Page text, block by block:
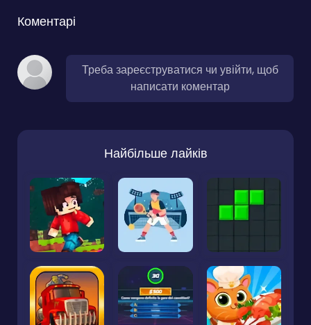
Коментарі
Треба зареєструватися чи увійти, щоб
написати коментар
Найбільше лайків